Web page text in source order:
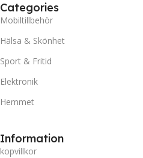
Categories
Mobiltillbehör
Hälsa & Skönhet
Sport & Fritid
Elektronik
Hemmet
Information
kopvillkor